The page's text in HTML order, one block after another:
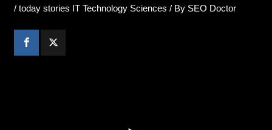
/today stories IT Technology Sciences / By SEO Doctor